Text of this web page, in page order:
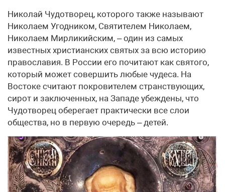
Николай Чудотворец, которого также называют
Николаем Угодником, Святителем Николаем,
Николаем Мирликийским, – один из самых
известных христианских святых за всю историю
православия. В России его почитают как святого,
который может совершить любые чудеса. На
Востоке считают покровителем странствующих,
сирот и заключенных, на Западе убеждены, что
Чудотворец оберегает практически все слои
общества, но в первую очередь – детей.